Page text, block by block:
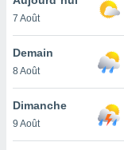
et
»,
au
vous
qu'ils
ou
7 Août
Demain
8 Août
Dimanche
9 Août